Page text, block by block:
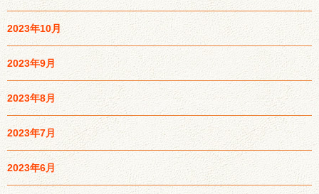
2023年10月
2023年9月
2023年8月
2023年7月
2023年6月